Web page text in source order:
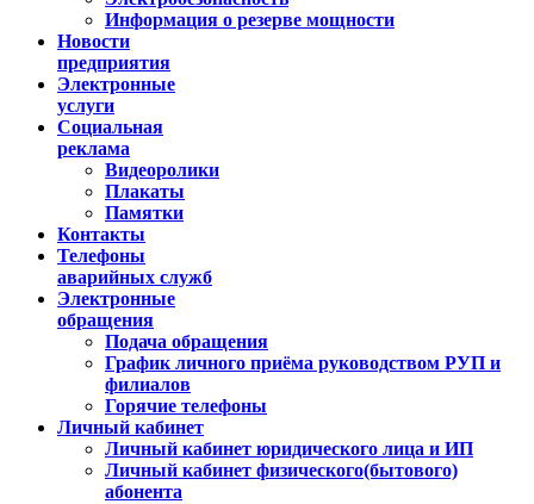
Информация о резерве мощности
Новости
предприятия
Электронные
услуги
Социальная
реклама
Видеоролики
Плакаты
Памятки
Контакты
Телефоны
аварийных служб
Электронные
обращения
Подача обращения
График личного приёма руководством РУП и
филиалов
Горячие телефоны
Личный кабинет
Личный кабинет юридического лица и ИП
Личный кабинет физического(бытового)
абонента